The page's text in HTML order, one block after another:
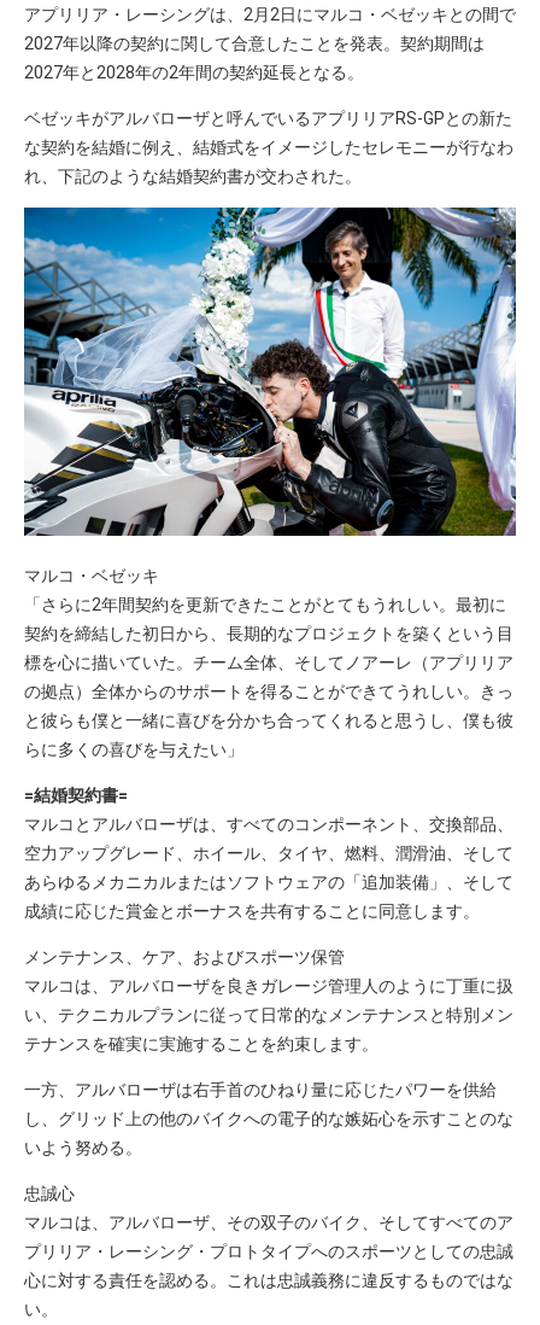
アプリリア・レーシングは、2月2日にマルコ・ベゼッキとの間で
2027年以降の契約に関して合意したことを発表。契約期間は
2027年と2028年の2年間の契約延長となる。
ベゼッキがアルバローザと呼んでいるアプリリアRS-GPとの新た
な契約を結婚に例え、結婚式をイメージしたセレモニーが行なわ
れ、下記のような結婚契約書が交わされた。
マルコ・ベゼッキ
「さらに2年間契約を更新できたことがとてもうれしい。最初に
契約を締結した初日から、長期的なプロジェクトを築くという目
標を心に描いていた。チーム全体、そしてノアーレ（アプリリア
の拠点）全体からのサポートを得ることができてうれしい。きっ
と彼らも僕と一緒に喜びを分かち合ってくれると思うし、僕も彼
らに多くの喜びを与えたい」
=結婚契約書=
マルコとアルバローザは、すべてのコンポーネント、交換部品、
空力アップグレード、ホイール、タイヤ、燃料、潤滑油、そして
あらゆるメカニカルまたはソフトウェアの「追加装備」、そして
成績に応じた賞金とボーナスを共有することに同意します。
メンテナンス、ケア、およびスポーツ保管
マルコは、アルバローザを良きガレージ管理人のように丁重に扱
い、テクニカルプランに従って日常的なメンテナンスと特別メン
テナンスを確実に実施することを約束します。
一方、アルバローザは右手首のひねり量に応じたパワーを供給
し、グリッド上の他のバイクへの電子的な嫉妬心を示すことのな
いよう努める。
忠誠心
マルコは、アルバローザ、その双子のバイク、そしてすべてのア
プリリア・レーシング・プロトタイプへのスポーツとしての忠誠
心に対する責任を認める。これは忠誠義務に違反するものではな
い。